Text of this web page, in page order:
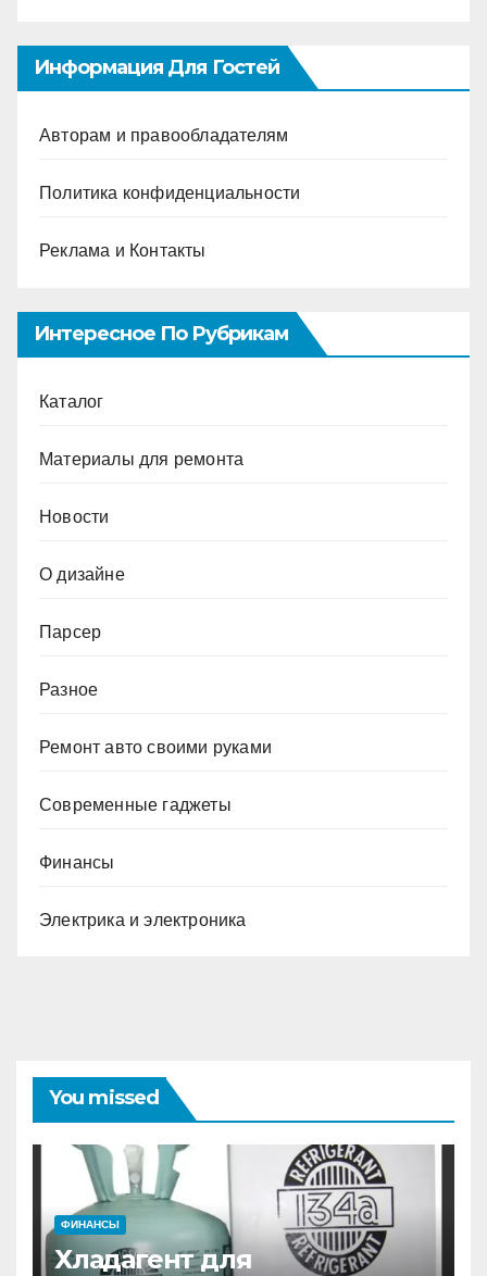
Информация Для Гостей
Авторам и правообладателям
Политика конфиденциальности
Реклама и Контакты
Интересное По Рубрикам
Каталог
Материалы для ремонта
Новости
О дизайне
Парсер
Разное
Ремонт авто своими руками
Современные гаджеты
Финансы
Электрика и электроника
You missed
ФИНАНСЫ
Хладагент для